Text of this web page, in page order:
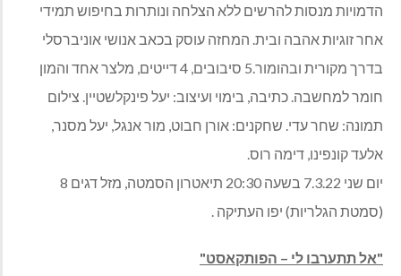
הדמויות מנסות להרשים ללא הצלחה ונותרות בחיפוש תמידי
אחר זוגיות אהבה ובית. המחזה עוסק בכאב אנושי אוניברסלי
בדרך מקורית ובהומור.5 סיבובים, 4 דייטים, מלצר אחד והמון
חומר למחשבה. כתיבה, בימוי ועיצוב: יעל פינקלשטיין. צילום
תמונה: שחר עדי. שחקנים: אורן חבוט, מור אנגל, יעל מסנר,
אלעד קונפינו, דימה רוס.
יום שני 7.3.22 בשעה 20:30 תיאטרון הסמטה, מזל דגים 8
(סמטת הגלריות) יפו העתיקה .
"אל תתערבו לי – הפותקאסט"